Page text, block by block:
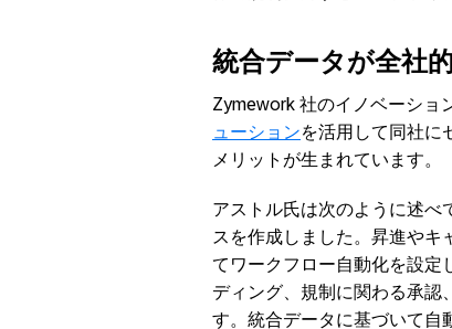
統合データが全社
Zymework 社のイノベーショ
ューションを活用して同社に
メリットが生まれています。
アストル氏は次のように述べ
スを作成しました。昇進やキ
てワークフロー自動化を設定
ディング、規制に関わる承認
す。統合データに基づいて自